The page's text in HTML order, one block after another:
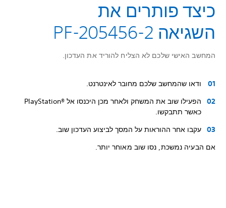
כיצד פותרים את
השגיאה PF-205456-2
המחשב האישי שלכם לא הצליח להוריד את העדכון.
ודאו שהמחשב שלכם מחובר לאינטרנט.
הפעילו שוב את המשחק ולאחר מכן היכנסו אל PlayStation®‎
כאשר תתבקשו.
עקבו אחר ההוראות על המסך לביצוע העדכון שוב.
אם הבעיה נמשכת, נסו שוב מאוחר יותר.